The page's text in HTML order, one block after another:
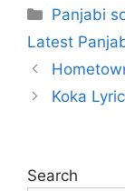
Panjabi
Latest
Koka
Search